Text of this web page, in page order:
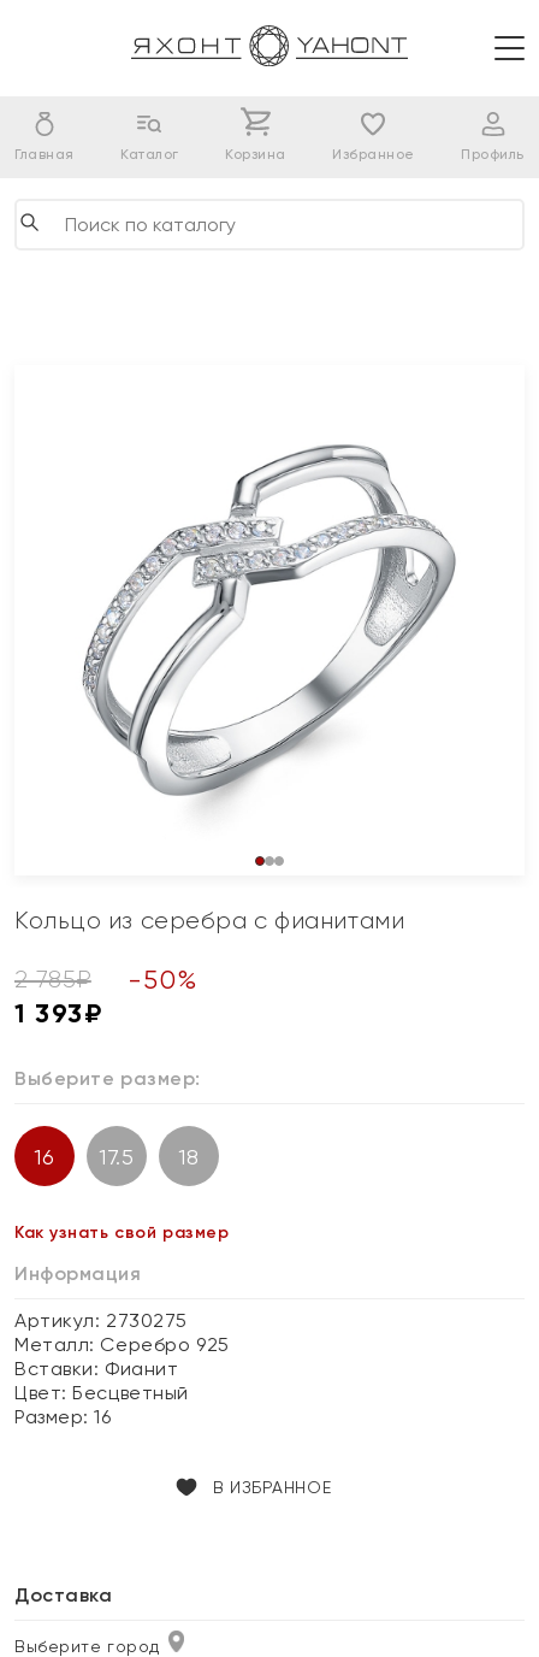
Главная Каталог Корзина Избранное Профиль
Кольцо из серебра с фианитами
2 785₽ -50%
1 393₽
Выберите размер:
16 17.5 18
Как узнать свой размер
Информация
Артикул: 2730275
Металл: Серебро 925
Вставки: Фианит
Цвет:Бесцветный
Размер:16
В ИЗБРАННОЕ
Доставка
Выберите город